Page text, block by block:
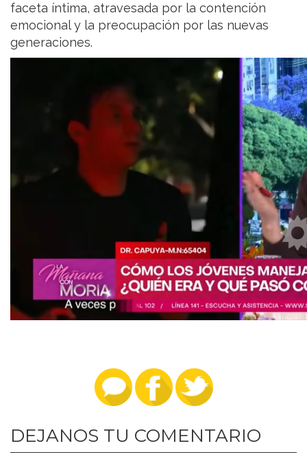
faceta íntima, atravesada por la contención
emocional y la preocupación por las nuevas
generaciones.
DEJANOS TU COMENTARIO